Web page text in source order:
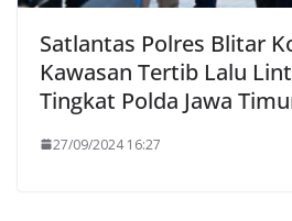
Satlantas Polres Blitar
Kawasan Tertib Lalu
Tingkat Polda Jawa
27/09/2024 16:27